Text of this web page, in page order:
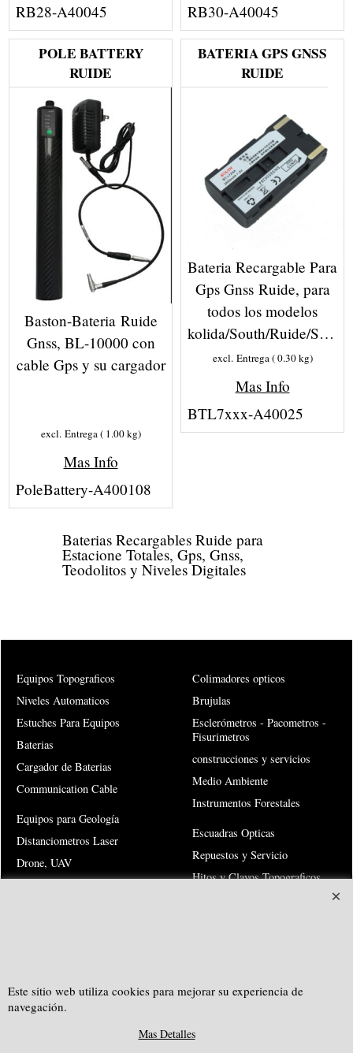
RB28-A40045
RB30-A40045
POLE BATTERY
RUIDE
Baston-Bateria Ruide
Gnss, BL-10000 con
cable Gps y su cargador
excl. Entrega 1.00kg
Mas Info
PoleBattery-A400108
BATERIA GPS GNSS
RUIDE
Bateria Recargable Para
Gps Gnss Ruide, para
todos los modelos
kolida/South/Ruide/Sanding
excl. Entrega 0.30kg
Mas Info
BTL7xxx-A40025
Baterias Recargables Ruide para
Estacione Totales, Gps, Gnss,
Teodolitos y Niveles Digitales
Equipos Topograficos
Niveles Automaticos
Estuches Para Equipos
Baterias
Cargador de Baterias
Communication Cable
Colimadores opticos
Brujulas
Esclerómetros - Pacometros -
Fisurimetros
construcciones y servicios
Medio Ambiente
Instrumentos Forestales
Equipos para Geología
Distanciometros Laser
Drone, UAV
Escuadras Opticas
Repuestos y Servicio
Hitos y Clavos Topograficos
SOUTHGEOSYSTEMS
Este sitio web utiliza cookies para mejorar su experiencia de
navegación.
Mas Detalles